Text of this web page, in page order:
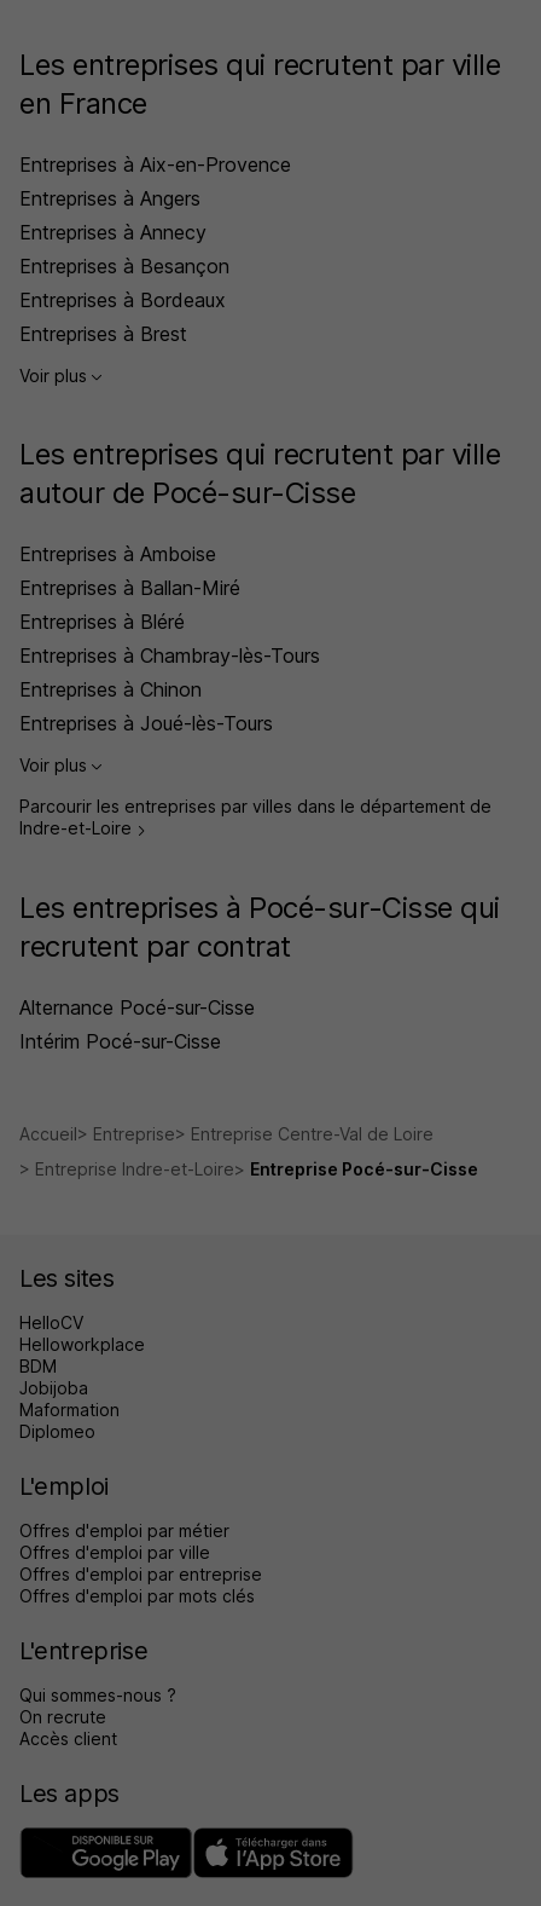
Les entreprises qui recrutent par ville
en France
Entreprises à Aix-en-Provence
Entreprises à Angers
Entreprises à Annecy
Entreprises à Besançon
Entreprises à Bordeaux
Entreprises à Brest
Voir plus
Les entreprises qui recrutent par ville
autour de Pocé-sur-Cisse
Entreprises à Amboise
Entreprises à Ballan-Miré
Entreprises à Bléré
Entreprises à Chambray-lès-Tours
Entreprises à Chinon
Entreprises à Joué-lès-Tours
Voir plus
Parcourir les entreprises par villes dans le département de
Indre-et-Loire
Les entreprises à Pocé-sur-Cisse qui
recrutent par contrat
Alternance Pocé-sur-Cisse
Intérim Pocé-sur-Cisse
Accueil Entreprise
Entreprise Centre-Val de Loire
Entreprise Indre-et-Loire
Entreprise Pocé-sur-Cisse
Les sites
HelloCV
Helloworkplace
BDM
Jobijoba
Maformation
Diplomeo
L'emploi
Offres d'emploi par métier
Offres d'emploi par ville
Offres d'emploi par entreprise
Offres d'emploi par mots clés
L'entreprise
Qui sommes-nous ?
On recrute
Accès client
Les apps